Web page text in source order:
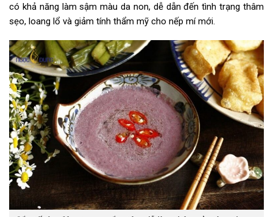
có khả năng làm sậm màu da non, dễ dẫn đến tình trạng thâm
sẹo, loang lổ và giảm tính thẩm mỹ cho nếp mí mới.